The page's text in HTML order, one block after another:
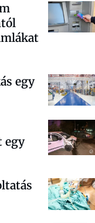
egy
egy